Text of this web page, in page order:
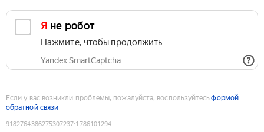
Я не робот
Нажмите, чтобы продолжить
Yandex SmartCaptcha
Если у вас возникли проблемы, пожалуйста, воспользуйтесьформой
обратной связи
9182764386275307237:1786101294